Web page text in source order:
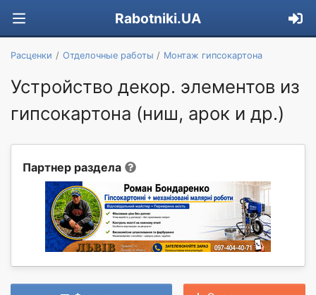
Rabotniki.UA
Расценки Отделочные работы Монтаж гипсокартона
Устройство декор. элементов из
гипсокартона (ниш, арок и др.)
Партнер раздела